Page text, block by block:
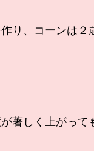
り、コーンは２
著しく上がって